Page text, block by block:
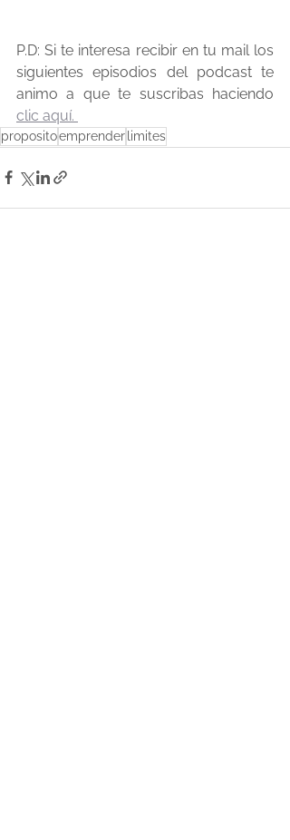
P.D: Si te interesa recibir en tu mail los
siguientes episodios del podcast te
clic aquí.
propositoemprender limites